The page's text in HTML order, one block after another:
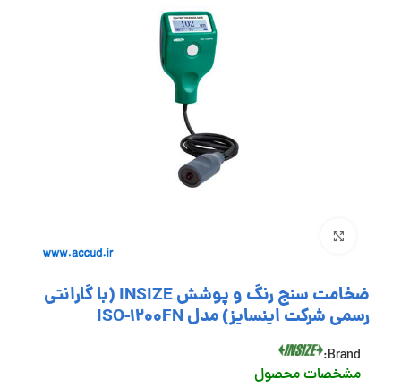
ضخامت سنج رنگ و پوشش INSIZE (با گارانتی
رسمی شرکت اینسایز) مدل ISO-1200FN
Brand:
مشخصات محصول